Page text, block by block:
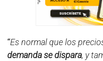
“Es normal que los
demanda se dispara, y